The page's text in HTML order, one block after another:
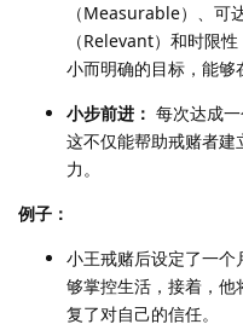
（Measurable）、可
（Relevant）和时限
小而明确的目标，能够
小步前进： 每次达成
这不仅能帮助戒赌者建
力。
例子：
小王戒赌后设定了一
够掌控生活，接着，他
复了对自己的信任。